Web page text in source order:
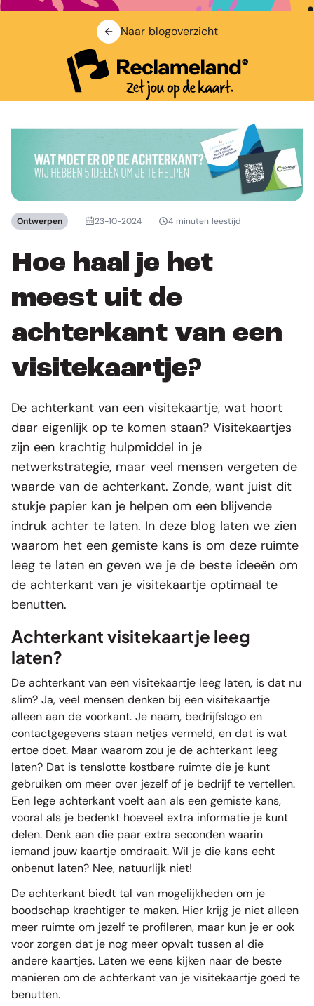
Naar blogoverzicht
Ontwerpen 23-10-2024 4 minuten leestijd
Hoe haal je het
meest uit de
achterkant van een
visitekaartje?
De achterkant van een visitekaartje, wat hoort
daar eigenlijk op te komen staan? Visitekaartjes
zijn een krachtig hulpmiddel in je
netwerkstrategie, maar veel mensen vergeten de
waarde van de achterkant. Zonde, want juist dit
stukje papier kan je helpen om een blijvende
indruk achter te laten. In deze blog laten we zien
waarom het een gemiste kans is om deze ruimte
leeg te laten en geven we je de beste ideeën om
de achterkant van je visitekaartje optimaal te
benutten.
Achterkant visitekaartje leeg
laten?
De achterkant van een visitekaartje leeg laten, is dat nu
slim? Ja, veel mensen denken bij een visitekaartje
alleen aan de voorkant. Je naam, bedrijfslogo en
contactgegevens staan netjes vermeld, en dat is wat
ertoe doet. Maar waarom zou je de achterkant leeg
laten? Dat is tenslotte kostbare ruimte die je kunt
gebruiken om meer over jezelf of je bedrijf te vertellen.
Een lege achterkant voelt aan als een gemiste kans,
vooral als je bedenkt hoeveel extra informatie je kunt
delen. Denk aan die paar extra seconden waarin
iemand jouw kaartje omdraait. Wil je die kans echt
onbenut laten? Nee, natuurlijk niet!
De achterkant biedt tal van mogelijkheden om je
boodschap krachtiger te maken. Hier krijg je niet alleen
meer ruimte om jezelf te profileren, maar kun je er ook
voor zorgen dat je nog meer opvalt tussen al die
andere kaartjes. Laten we eens kijken naar de beste
manieren om de achterkant van je visitekaartje goed te
benutten.